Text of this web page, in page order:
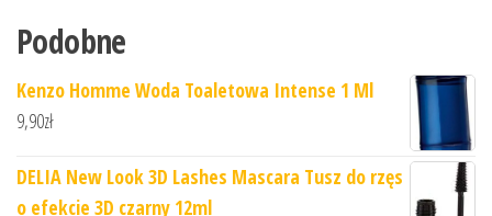
Podobne
Kenzo Homme Woda Toaletowa Intense 1 Ml
9,90zł
DELIA New Look 3D Lashes Mascara Tusz do rzęs
o efekcie 3D czarny 12ml